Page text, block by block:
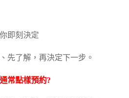
即刻決定
先了解，再決定下一步。
常點樣預約?